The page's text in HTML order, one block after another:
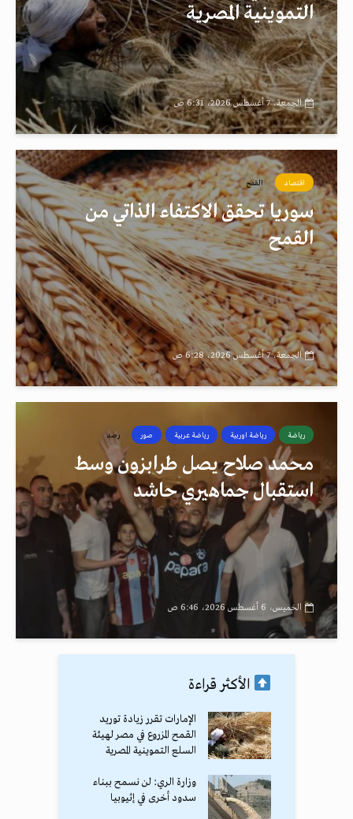
التموينية المصرية
الجمعة، 7 أغسطس 2026، 6:31 ص
اقتصاد القمح
سوريا تحقق الاكتفاء الذاتي من
القمح
الجمعة، 7 أغسطس 2026، 6:28 ص
رياضة رياضة اوربية رياضة عربية صور رصد
محمد صلاح يصل طرابزون وسط
استقبال جماهيري حاشد
الخميس، 6 أغسطس 2026، 6:46 ص
الأكثر قراءة
الإمارات تقرر زيادة توريد
القمح المزروع في مصر لهيئة
السلع التموينية المصرية
وزارة الري: لن نسمح ببناء
سدود أخرى في إثيوبيا